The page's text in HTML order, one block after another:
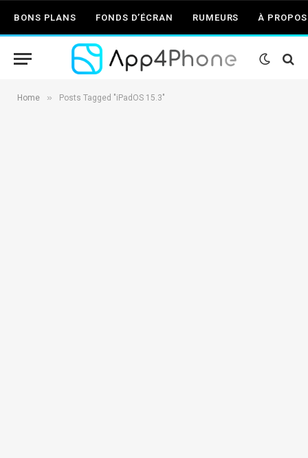
BONS PLANS FONDS D’ÉCRAN RUMEURS À PROPOS
Home » Posts Tagged "iPadOS 15.3"